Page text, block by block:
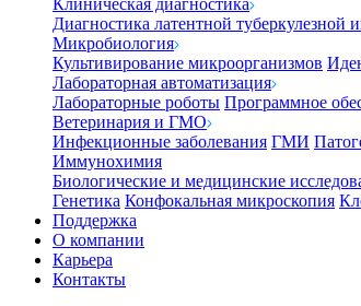
Клиническая диагностика
Диагностика латентной туберкулезной
Микробиология
Культивирование микроорганизмов
Лабораторная автоматизация
Лабораторные роботы Программное
Ветеринария и ГМО
Инфекционные заболевания ГМИ
Иммунохимия
Биологические и медицинские
Генетика Конфокальная микроскопия
Поддержка
О компании
Карьера
Контакты